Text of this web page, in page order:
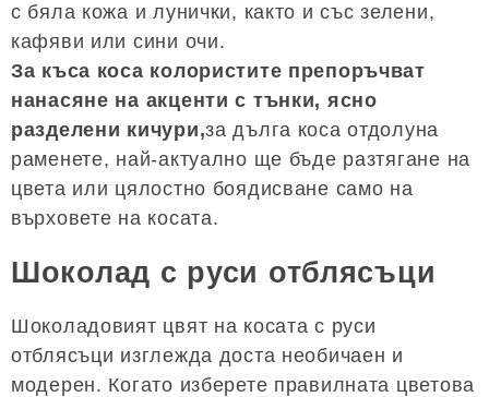
с бяла кожа и лунички, както и със зелени,
кафяви или сини очи.
За къса коса колористите препоръчват
нанасяне на акценти с тънки, ясно
разделени кичури,за дълга коса отдолуна
раменете, най-актуално ще бъде разтягане на
цвета или цялостно боядисване само на
върховете на косата.
Шоколад с руси отблясъци
Шоколадовият цвят на косата с руси
отблясъци изглежда доста необичаен и
модерен. Когато изберете правилната цветова